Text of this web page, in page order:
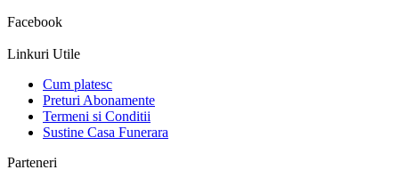
Facebook
Linkuri Utile
Cum platesc
Preturi Abonamente
Termeni si Conditii
Sustine Casa Funerara
Parteneri